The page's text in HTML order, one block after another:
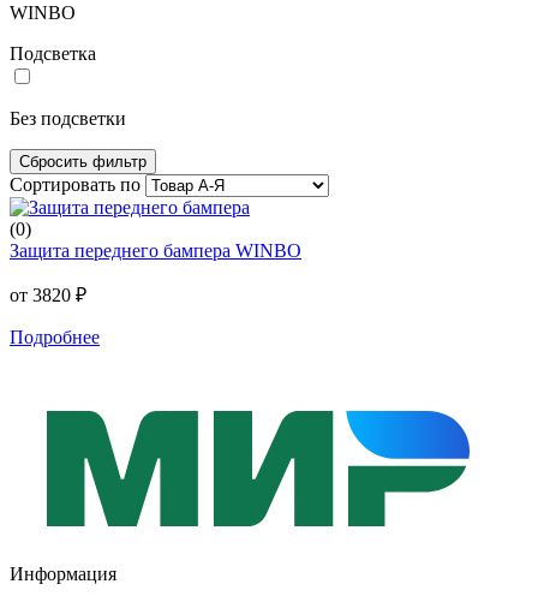
WINBO
Подсветка
Без подсветки
Cбросить фильтр
Сортировать по
(0)
Защита переднего бампера WINBO
от 3820 ₽
Подробнее
Информация